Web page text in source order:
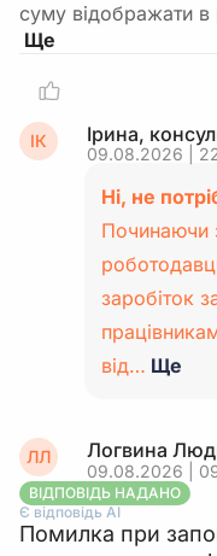
суму відображати в
ІК Ірина,
09.08.2026 |
Ні, не
Починаючи
заробіток
від… Ще
ЛЛ Логвина
09.08.2026 |
ВІДПОВІДЬ НАДАНО
Є відповідь АІ
Помилка при